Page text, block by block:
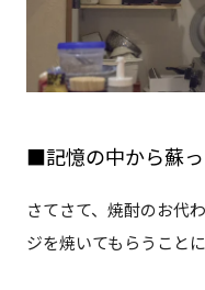
■記憶の中から蘇
さてさて、焼酎のお代
ジを焼いてもらうこと